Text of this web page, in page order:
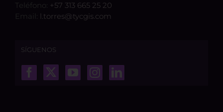
Teléfono: +57 313 665 25 20
Email: l.torres@tycgis.com
SÍGUENOS